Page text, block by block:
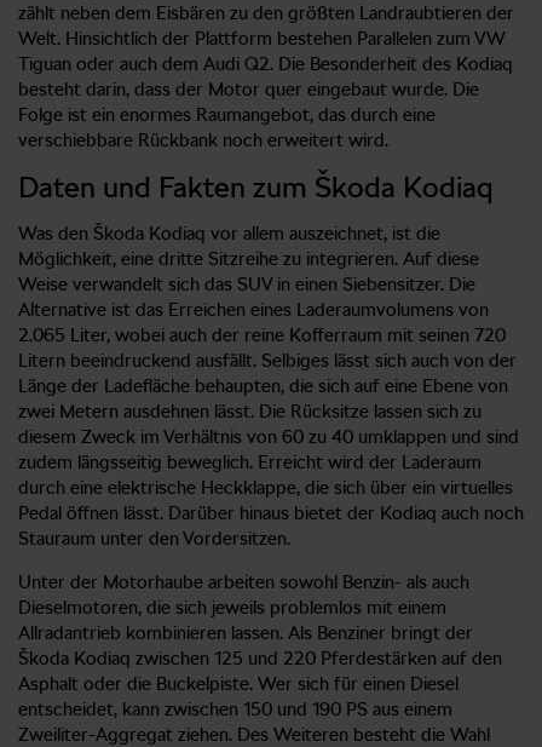
zählt neben dem Eisbären zu den größten Landraubtieren der
Welt. Hinsichtlich der Plattform bestehen Parallelen zum VW
Tiguan oder auch dem Audi Q2. Die Besonderheit des Kodiaq
besteht darin, dass der Motor quer eingebaut wurde. Die
Folge ist ein enormes Raumangebot, das durch eine
verschiebbare Rückbank noch erweitert wird.
Daten und Fakten zum Škoda Kodiaq
Was den Škoda Kodiaq vor allem auszeichnet, ist die
Möglichkeit, eine dritte Sitzreihe zu integrieren. Auf diese
Weise verwandelt sich das SUV in einen Siebensitzer. Die
Alternative ist das Erreichen eines Laderaumvolumens von
2.065 Liter, wobei auch der reine Kofferraum mit seinen 720
Litern beeindruckend ausfällt. Selbiges lässt sich auch von der
Länge der Ladefläche behaupten, die sich auf eine Ebene von
zwei Metern ausdehnen lässt. Die Rücksitze lassen sich zu
diesem Zweck im Verhältnis von 60 zu 40 umklappen und sind
zudem längsseitig beweglich. Erreicht wird der Laderaum
durch eine elektrische Heckklappe, die sich über ein virtuelles
Pedal öffnen lässt. Darüber hinaus bietet der Kodiaq auch noch
Stauraum unter den Vordersitzen.
Unter der Motorhaube arbeiten sowohl Benzin- als auch
Dieselmotoren, die sich jeweils problemlos mit einem
Allradantrieb kombinieren lassen. Als Benziner bringt der
Škoda Kodiaq zwischen 125 und 220 Pferdestärken auf den
Asphalt oder die Buckelpiste. Wer sich für einen Diesel
entscheidet, kann zwischen 150 und 190 PS aus einem
Zweiliter-Aggregat ziehen. Des Weiteren besteht die Wahl